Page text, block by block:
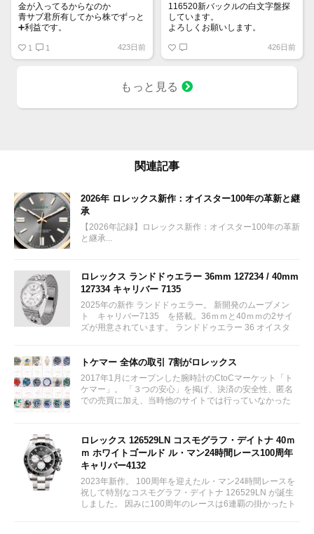
金が入ってるからなのか
青サブ君所有してから株でずっと
➕利益です。
銘柄番号7932 ニッピ
10000株→6330万円
1 1 423日前
116520新バックルの白文字盤探
しています。
よろしくお願いします。
426日前
もっと見る
関連記事
2026年 ロレックス新作：オイスター100年の革新と継
承
【2026年記録】ロレックス新作：オイスター100年の革新
と継承...
ロレックス ランドドゥエラー 36mm 127234 / 40mm
127334 キャリバー 7135
2025年の新作 ランドドゥエラー。 新開発のムーブメン
ト キャリバー7135 を搭載。36ｍｍと40ｍｍの2サイ
ズが用意されています。 ランドドゥエラー 36 オイスタ
トケマー 全体の取引 7割がロレックス
2017年1月にオープンした腕時計のCtoCマーケット「ト
ケマー」。 「３つの安心」を掲げ、決済の安全性、匿名
での売買に加え、当時他のサイトでは行っていなかった
ロレックス 126529LN コスモグラフ・デイトナ 40ｍ
ｍ ホワイトゴールド ル・マン24時間レース100周年
キャリバー4132
2023年新作。 100周年を迎えたル・マン24時間レースを
祝して特別なコスモグラフ・デイトナ 126529LN が誕生
しました。 因みに100周年のレースは6連覇の掛かったト